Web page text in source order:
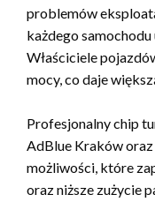
problemów
każdego
Właściciele
mocy, co daje
Profesjonalny chip
AdBlue Kraków
możliwości, które
oraz niższe zużycie